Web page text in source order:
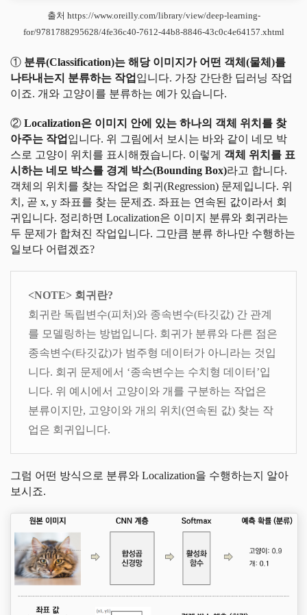
출처 https://www.oreilly.com/library/view/deep-learning-
for/9781788295628/4fe36c40-7612-44b8-8846-43c0c4e64157.xhtml
① 분류(Classification)는 해당 이미지가 어떤 객체(물체)를
나타내는지 분류하는 작업 입니다. 가장 간단한 딥러닝 작업
이죠. 개와 고양이를 분류하는 예가 있습니다.
② Localization은 이미지 안에 있는 하나의 객체 위치를 찾
아주는 작업 입니다. 위 그림에서 보시는 바와 같이 네모 박
스로 고양이 위치를 표시해줬습니다. 이렇게 객체 위치를 표
시하는 네모 박스를 경계 박스(Bounding Box)라고 합니다.
객체의 위치를 찾는 작업은 회귀(Regression) 문제입니다. 위
치, 곧 x, y 좌표를 찾는 문제죠. 좌표는 연속된 값이라서 회
귀입니다. 정리하면 Localization은 이미지 분류와 회귀라는
두 문제가 합쳐진 작업입니다. 그만큼 분류 하나만 수행하는
일보다 어렵겠죠?
<NOTE> 회귀란?
회귀란 독립변수(피처)와 종속변수(타깃값) 간 관계
를 모델링하는 방법입니다. 회귀가 분류와 다른 점은
종속변수(타깃값)가 범주형 데이터가 아니라는 것입
니다. 회귀 문제에서 ‘종속변수는 수치형 데이터’입
니다. 위 예시에서 고양이와 개를 구분하는 작업은
분류이지만, 고양이와 개의 위치(연속된 값) 찾는 작
업은 회귀입니다.
그럼 어떤 방식으로 분류와 Localization을 수행하는지 알아
보시죠.